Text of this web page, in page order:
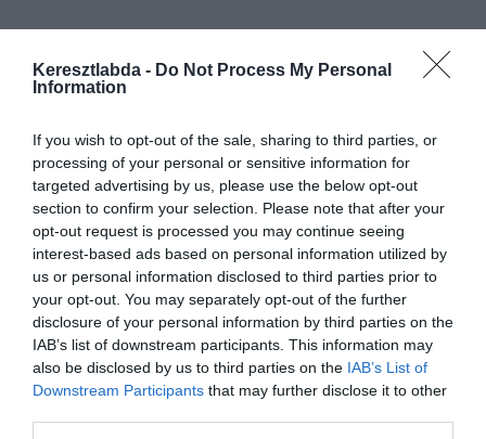
Keresztlabda - Do Not Process My Personal
Information
If you wish to opt-out of the sale, sharing to third parties, or
processing of your personal or sensitive information for
targeted advertising by us, please use the below opt-out
section to confirm your selection. Please note that after your
opt-out request is processed you may continue seeing
interest-based ads based on personal information utilized by
us or personal information disclosed to third parties prior to
your opt-out. You may separately opt-out of the further
disclosure of your personal information by third parties on the
IAB’s list of downstream participants. This information may
also be disclosed by us to third parties on the IAB’s List of
Downstream Participants that may further disclose it to other
amivel karbantarthatod az
éstovábbi érdekes napi játékokat találhatsz